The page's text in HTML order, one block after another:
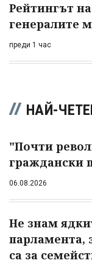
Рейтингът
генералите
преди 1 час
НАЙ-
"Почти
граждански
06.08.2026
Не знам
парламента,
са за